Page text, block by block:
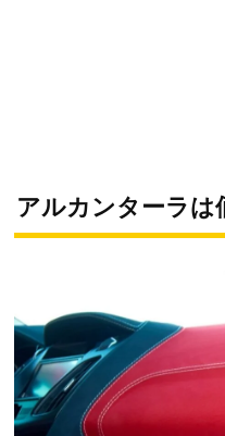
アルカンターラは